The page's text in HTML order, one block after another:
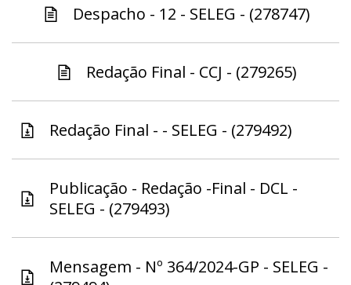
Despacho - 12 - SELEG - (278747)
Redação Final - CCJ - (279265)
Redação Final - - SELEG - (279492)
Publicação - Redação -Final - DCL -
SELEG - (279493)
Mensagem - Nº 364/2024-GP - SELEG -